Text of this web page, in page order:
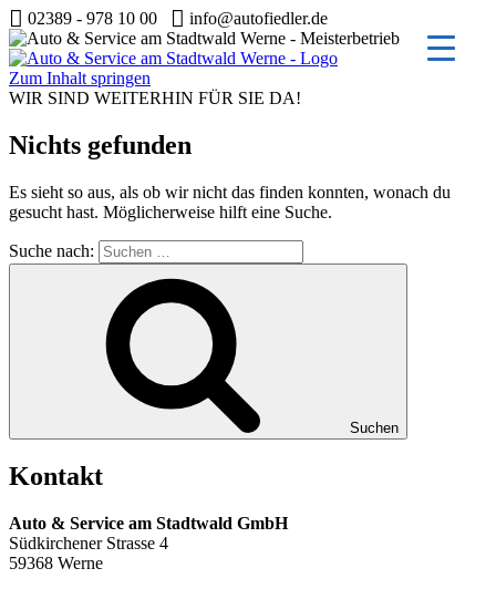
02389 - 978 10 00 info@autofiedler.de
Zum Inhalt springen
WIR SIND WEITERHIN FÜR SIE DA!
Nichts gefunden
Es sieht so aus, als ob wir nicht das finden konnten, wonach du
gesucht hast. Möglicherweise hilft eine Suche.
Suche nach:
Suchen
Kontakt
Auto & Service am Stadtwald GmbH
Südkirchener Strasse 4
59368 Werne